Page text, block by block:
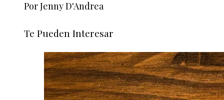
Por Jenny D'Andrea
Te Pueden Interesar